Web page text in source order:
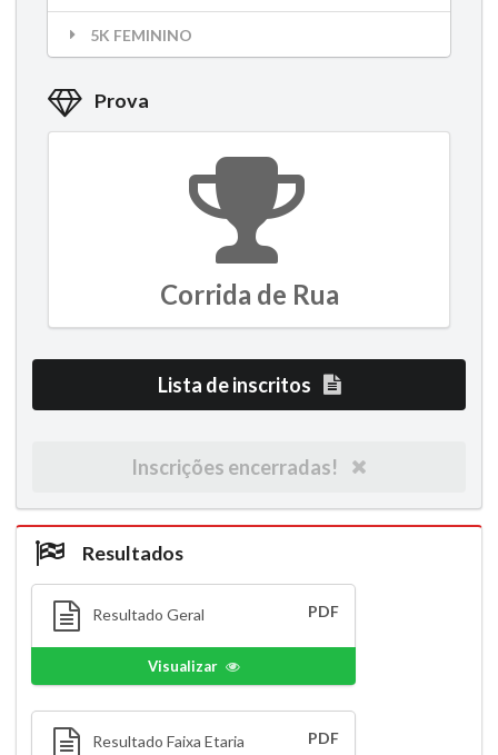
5K FEMININO
Prova
Corrida de Rua
Lista de inscritos
Inscrições encerradas!
Resultados
Resultado Geral PDF
Visualizar
Resultado Faixa Etaria PDF